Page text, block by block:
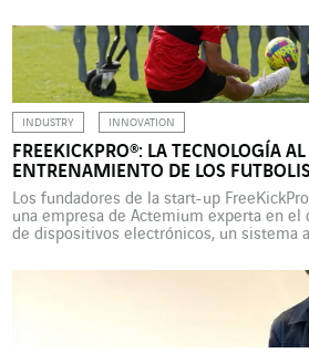
contado con la ayuda de Uxello, que ha
importantes desafíos. La Unión […]
INDUSTRY INNOVATION
FREEKICKPRO®: LA TECNOLOGÍA
ENTRENAMIENTO DE LOS
Los fundadores de la start-up
una empresa de Actemium experta en el
de dispositivos electrónicos, un sistema
un partido real. Generaciones y
han entrenado en la ejecución de tiros